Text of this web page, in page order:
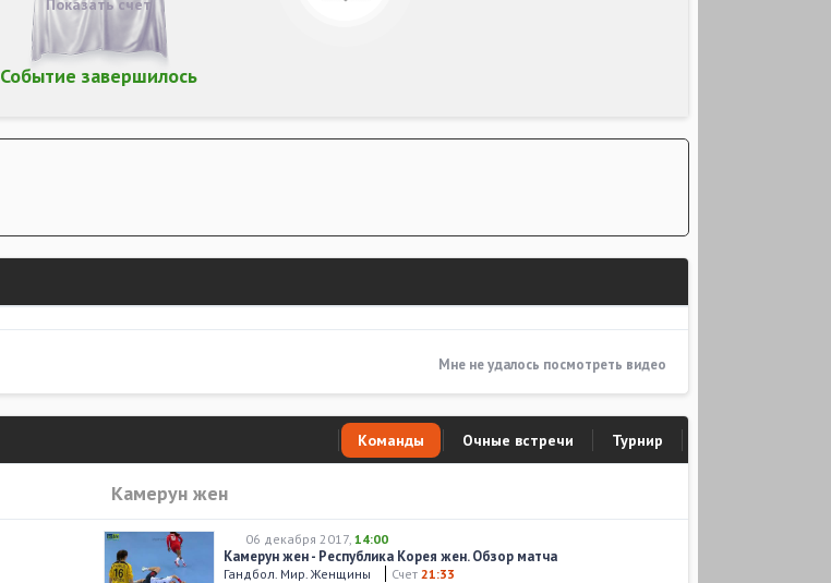
Событие завершилось
Показать счет
Мне не удалось посмотреть видео
Команды Очные встречи Турнир
Камерун жен
06 декабря 2017, 14:00
Камерун жен - Республика Корея жен. Обзор матча
Гандбол. Мир. Женщины Счет 21:33